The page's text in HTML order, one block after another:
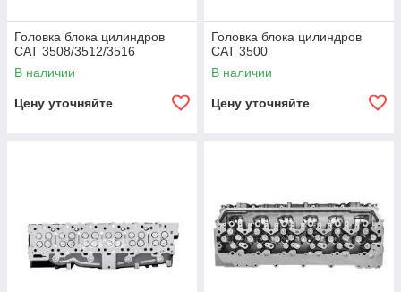
Головка блока цилиндров
CAT 3508/3512/3516
В наличии
Цену уточняйте
Головка блока цилиндров
CAT 3500
В наличии
Цену уточняйте